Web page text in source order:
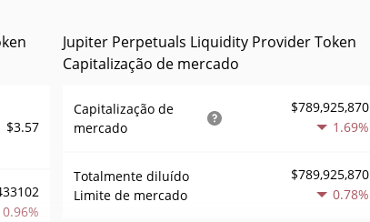
$3.57
0.96%
Jupiter Perpetuals Liquidity Provider Token
Capitalização de mercado
Capitalização de
mercado
$789,925,870
1.69%
Totalmente diluído
Limite de mercado
$789,925,870
0.78%